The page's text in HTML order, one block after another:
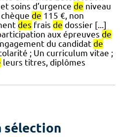
soins d’urgence de niveau
de 115 €, non
des frais de dossier [...]
aux épreuves de
du candidat de
; Un curriculum vitae ;
leurs titres, diplômes
sélection